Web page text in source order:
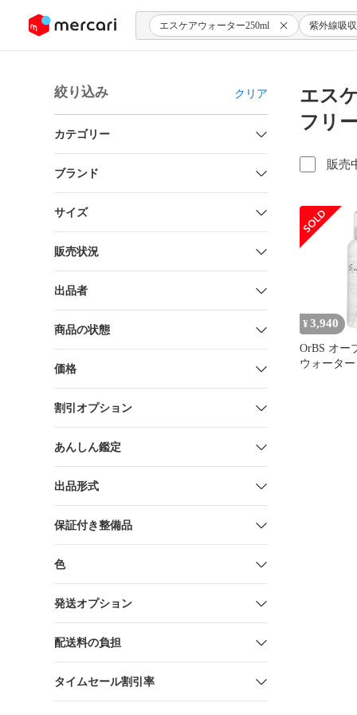
ツにスキップ エスケアウォーター250ml 紫外線吸
絞り込み クリア
カテゴリー
ブランド
サイズ
販売状況
出品者
商品の状態
価格
割引オプション
あんしん鑑定
出品形式
保証付き整備品
色
発送オプション
配送料の負担
タイムセール割引率
エス
フリ
販売
¥ 3,940
OrBS オー
ウォータ